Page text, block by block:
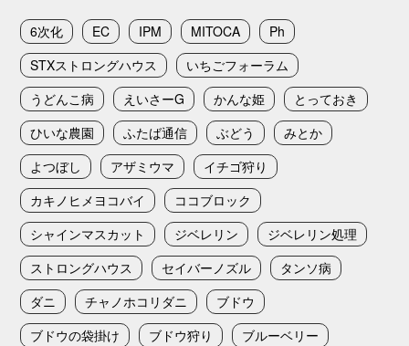
6次化 EC IPM MITOCA
Ph
STXストロングハウス
いちごフォーラム
うどんこ病
えいさーG かんな姫
とっておき
ひいな農園
ふたば通信 ぶどう
みとか
よつぼし
アザミウマ
イチゴ狩り
カキノヒメヨコバイ
ココブロック
シャインマスカット
ジベレリン
ジベレリン処理
ストロングハウス
セイバーノズル
タンソ病
ダニ
チャノホコリダニ
ブドウ
ブドウの袋掛け
ブドウ狩り
ブルーベリー